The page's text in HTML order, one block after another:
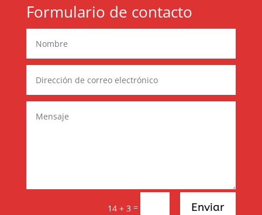
Formulario de contacto
14 + 3 = Enviar